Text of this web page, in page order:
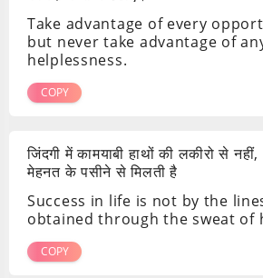
Take advantage of every
but never take advantage of
helplessness.
COPY
जिंदगी में कामयाबी हाथों की लकीरो से नहीं,
मेहनत के पसीने से मिलती है
Success in life is not by the
obtained through the sweat of
COPY